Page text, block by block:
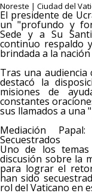
Noreste | Ciudad del
El presidente de
un "profundo y
Sede y a Su
continuo respaldo
brindada a la
Tras una audiencia
destacó la
misiones de
constantes
sus llamados a una
Mediación
Secuestrados
Uno de los
discusión sobre la
para lograr el
han sido
rol del Vaticano en